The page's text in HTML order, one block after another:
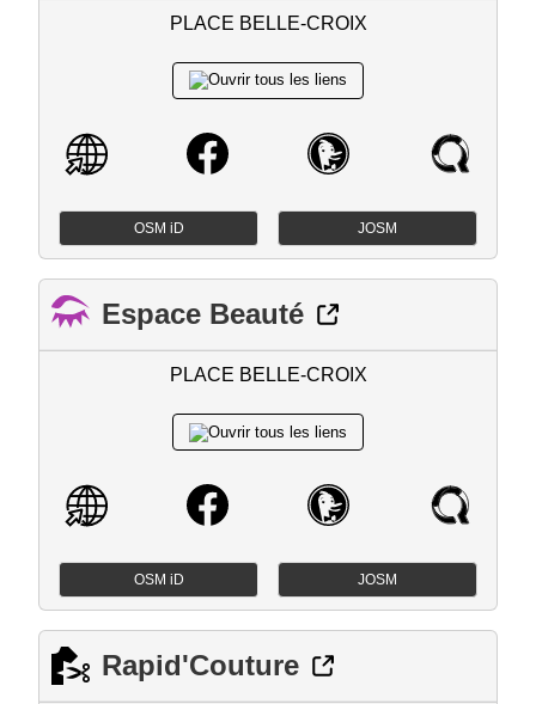
PLACE BELLE-CROIX
OSM iD JOSM
Espace Beauté
PLACE BELLE-CROIX
OSM iD JOSM
Rapid'Couture